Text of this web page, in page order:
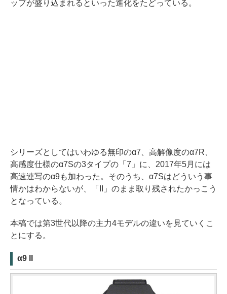
ップが盛り込まれるといった進化をたどっている。
シリーズとしてはいわゆる無印のα7、高解像度のα7R、
高感度仕様のα7Sの3タイプの「7」に、2017年5月には
高速連写のα9も加わった。そのうち、α7Sはどういう事
情かはわからないが、「II」のまま取り残されたかっこう
となっている。
本稿では第3世代以降の主力4モデルの違いを見ていくこ
とにする。
α9 II